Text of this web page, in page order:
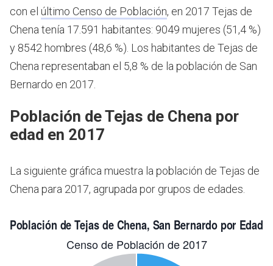
con el último Censo de Población, en 2017 Tejas de
Chena tenía 17.591 habitantes: 9049 mujeres (51,4 %)
y 8542 hombres (48,6 %). Los habitantes de Tejas de
Chena representaban el 5,8 % de la población de San
Bernardo en 2017.
Población de Tejas de Chena por
edad en 2017
La siguiente gráfica muestra la población de Tejas de
Chena para 2017, agrupada por grupos de edades.